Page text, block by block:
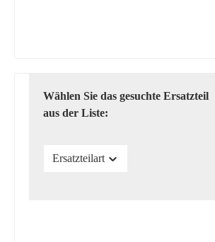
Wählen Sie das gesuchte Ersatzteil
aus der Liste:
Ersatzteilart